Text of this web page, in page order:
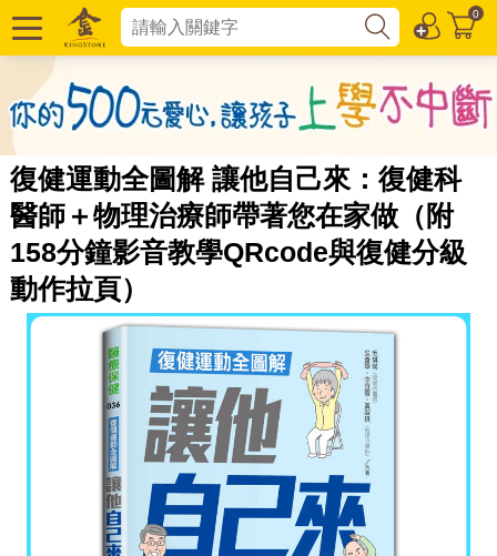
0
復健運動全圖解 讓他自己來：復健科
醫師＋物理治療師帶著您在家做（附
158分鐘影音教學QRcode與復健分級
動作拉頁）